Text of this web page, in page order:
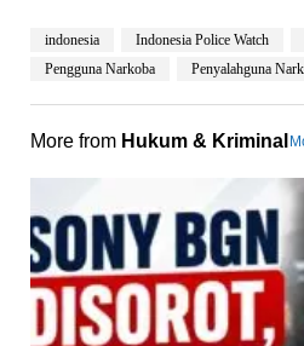
indonesia Indonesia Police Watch
Pengguna Narkoba
Penyalahguna
More from Hukum & Kriminal